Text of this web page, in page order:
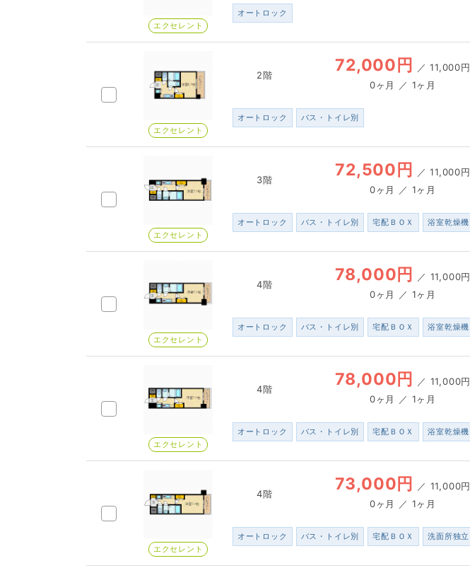
エクセレント
オートロック
エクセレント
2階 72,000円 ／11,000円
0ヶ月 ／ 1ヶ月
オートロック バス・トイレ別
エクセレント
3階 72,500円 ／11,000円
0ヶ月 ／ 1ヶ月
オートロック バス・トイレ別 宅配ＢＯＸ 浴室乾燥機
エクセレント
4階 78,000円 ／ 11,000円
0ヶ月 ／ 1ヶ月
オートロック バス・トイレ別 宅配ＢＯＸ 浴室乾燥機
エクセレント
4階 78,000円 ／ 11,000円
0ヶ月 ／ 1ヶ月
オートロック バス・トイレ別 宅配ＢＯＸ 浴室乾燥機
エクセレント
4階 73,000円 ／ 11,000円
0ヶ月 ／ 1ヶ月
オートロック バス・トイレ別 宅配ＢＯＸ 洗面所独立